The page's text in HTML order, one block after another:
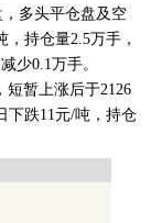
多头平仓盘及空
持仓量2.5万手，
少0.1万手。
暂上涨后于2126
下跌11元/吨，持仓